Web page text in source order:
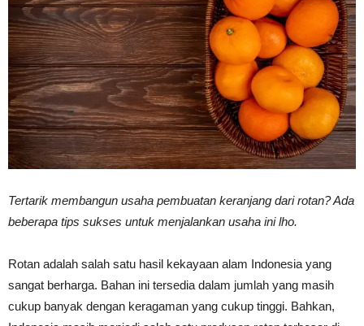
Kertas,
Vinyl
Kuat
Tertarik membangun usaha pembuatan keranjang dari rotan? Ada
beberapa tips sukses untuk menjalankan usaha ini lho.
Rotan adalah salah satu hasil kekayaan alam Indonesia yang
sangat berharga. Bahan ini tersedia dalam jumlah yang masih
cukup banyak dengan keragaman yang cukup tinggi. Bahkan,